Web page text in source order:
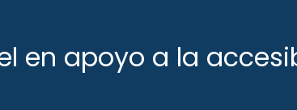
en apoyo a la